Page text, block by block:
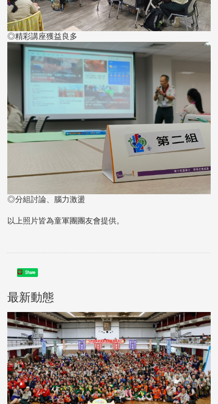
◎精彩講座獲益良多
◎分組討論、腦力激盪
以上照片皆為童軍團團友會提供。
Share
最新動態